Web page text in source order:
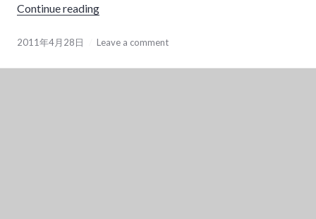
Continue reading
2011年4月28日 Leave a comment